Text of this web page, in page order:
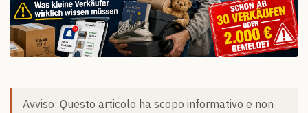
Avviso: Questo articolo ha scopo informativo e non